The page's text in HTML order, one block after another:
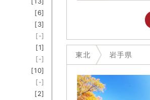
[6]
[3]
[-]
[1]
[-]
[10]
[-]
[2]
東北 岩手県